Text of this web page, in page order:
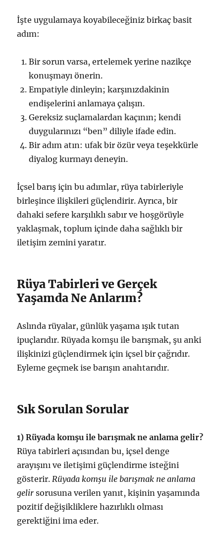
İşte uygulamaya koyabileceğiniz birkaç basit
adım:
Bir sorun varsa, ertelemek yerine nazikçe
konuşmayı önerin.
Empatiyle dinleyin; karşınızdakinin
endişelerini anlamaya çalışın.
Gereksiz suçlamalardan kaçının; kendi
duygularınızı “ben” diliyle ifade edin.
Bir adım atın: ufak bir özür veya teşekkürle
diyalog kurmayı deneyin.
İçsel barış için bu adımlar, rüya tabirleriyle
birleşince ilişkileri güçlendirir. Ayrıca, bir
dahaki sefere karşılıklı sabır ve hoşgörüyle
yaklaşmak, toplum içinde daha sağlıklı bir
iletişim zemini yaratır.
Rüya Tabirleri ve Gerçek
Yaşamda Ne Anlarım?
Aslında rüyalar, günlük yaşama ışık tutan
ipuçlarıdır. Rüyada komşu ile barışmak, şu anki
ilişkinizi güçlendirmek için içsel bir çağrıdır.
Eyleme geçmek ise barışın anahtarıdır.
Sık Sorulan Sorular
1) Rüyada komşu ile barışmak ne anlama gelir?
Rüya tabirleri açısından bu, içsel denge
arayışını ve iletişimi güçlendirme isteğini
gösterir.Rüyada komşu ile barışmak ne anlama
gelir sorusuna verilen yanıt, kişinin yaşamında
pozitif değişikliklere hazırlıklı olması
gerektiğini ima eder.